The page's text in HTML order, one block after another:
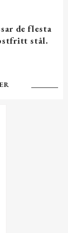
de flesta
stål.